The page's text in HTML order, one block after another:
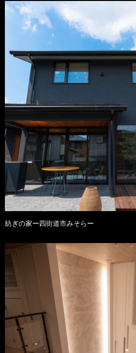
紡ぎの家ー四街道市みそらー